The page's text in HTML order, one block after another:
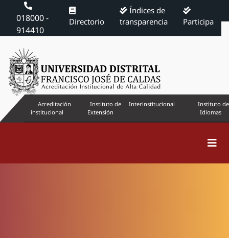
018000 -
914410
Directorio
Índices de
transparencia
Participa
Acreditación
institucional
Instituto de
Extensión
Interinstitucional
Instituto de
Idiomas